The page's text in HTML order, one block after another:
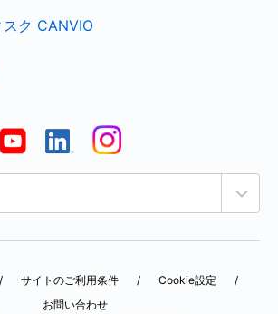
ク CANVIO
サイトのご利用条件
Cookie設定
お問い合わせ